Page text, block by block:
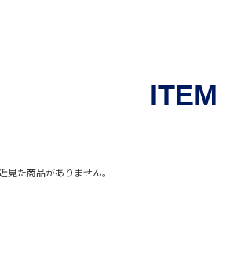
見た商品がありません。